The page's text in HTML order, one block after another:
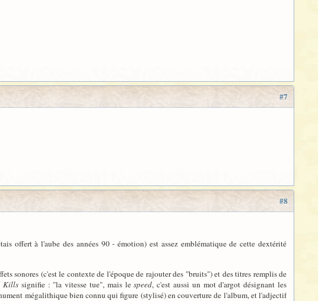
#7
#8
offert à l'aube des années 90 - émotion) est assez emblématique de cette dextérité
sonores (c'est le contexte de l'époque de rajouter des "bruits") et des titres remplis de
Kills signifie : "la vitesse tue", mais lespeed, c'est aussi un mot d'argot désignant les
mégalithique bien connu qui figure (stylisé) en couverture de l'album, et l'adjectif